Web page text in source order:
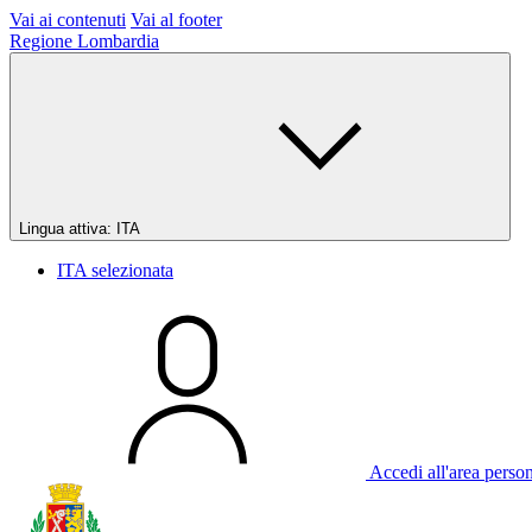
Vai ai contenuti Vai al footer
Regione Lombardia
Lingua attiva: ITA
ITA selezionata
Accedi all'area